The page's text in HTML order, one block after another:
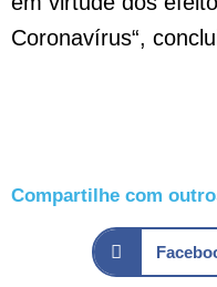
Coronavírus“,
Compartilhe com